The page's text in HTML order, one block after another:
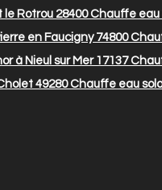
Rotrou 28400Chauffe eau
en Faucigny 74800
à Nieul sur Mer 17137
49280Chauffe eau